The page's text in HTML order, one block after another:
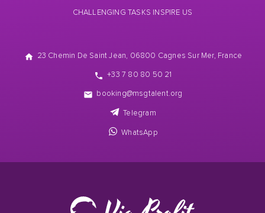
CHALLENGING TASKS INSPIRE US
23 Chemin De Saint Jean, 06800 Cagnes Sur Mer, France
+33 7 80 80 50 21
booking@msgtalent.org
Telegram
WhatsApp